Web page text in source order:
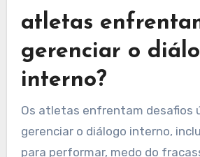
para alcançar expectativas
esportes.
Quais desafios
atletas